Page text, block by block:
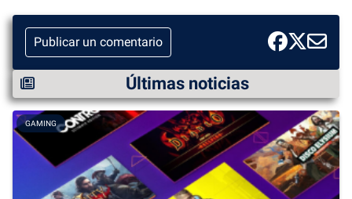
Publicar un comentario
Últimas noticias
GAMING